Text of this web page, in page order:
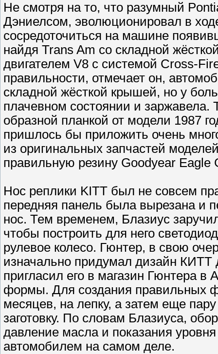
Не смотря на то, что разумный
Дэниелсом, эволюционировал в
сосредоточиться на машине
найдя Trans Am со складной
двигателем V8 с системой Cross-
правильности, отмечает он,
складной жёсткой крышей, но у
плачевном состоянии и
образной планкой от модели 1987
пришлось бы приложить очень
из оригинальных запчастей
правильную резину Goodyear Eagle
Нос реплики KITT был не совсем
передняя панель была вырезана и
нос. Тем временем, Блазиус
чтобы построить для него
рулевое колесо. Гюнтер, в свою
изначально придумал дизайн
пригласил его в магазин Гюнтера в
формы. Для создания правильных
месяцев, на лепку, а затем еще
заготовку. По словам Блазиуса,
давление масла и показания
автомобилем на самом деле.